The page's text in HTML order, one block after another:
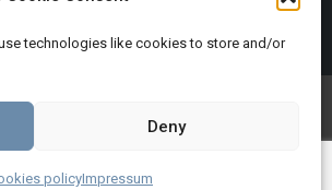
technologies like cookies to store and/or
Deny
policyImpressum
Imprint